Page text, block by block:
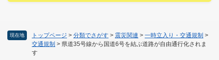
現在地 トップページ > 分類でさがす > 震災関連 > 一時立入り・交通規制 >
交通規制 > 県道35号線から国道6号を結ぶ道路が自由通行化されま
す